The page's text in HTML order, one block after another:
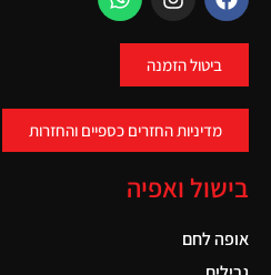
ביטול הזמנה
מדיניות החזרים כספיים והחזרות
בישול ואפיה
אופה לחם